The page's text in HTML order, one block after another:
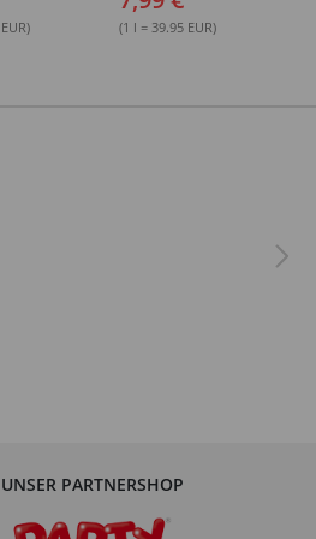
(1 l = 39.95 EUR)
UNSER PARTNERSHOP